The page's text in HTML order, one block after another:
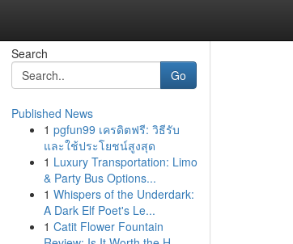
Search
Go
Published News
1 pgfun99 เครดิตฟรี: วิธีรับ
และใช้ประโยชน์สูงสุด
1 Luxury Transportation: Limo
& Party Bus Options...
1 Whispers of the Underdark:
A Dark Elf Poet's Le...
1 Catit Flower Fountain